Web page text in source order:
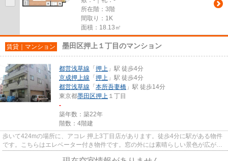
所在階：3階
間取り：1K
面積：18.13㎡
賃貸｜マンション 墨田区押上１丁目のマンション
都営浅草線 「 押上 」駅 徒歩4分
京成押上線 「 押上 」駅 徒歩4分
都営浅草線 「 本所吾妻橋 」駅 徒歩14分
東京都墨田区押上 １丁目
-
築年数：築22年
階数：4階建
歩いて424mの場所に、アコレ 押上3丁目店があります。徒歩4分に駅がある物件
です。こちらはエレベーター付き物件です。窓の外には素晴らしい景色が広がる